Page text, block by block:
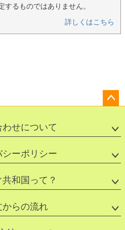
るものではありません。
詳しくはこちら
ップ
わせについて
シーポリシー
共和国って？
からの流れ